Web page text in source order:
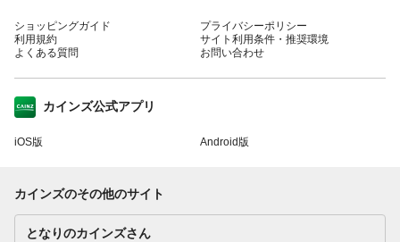
ショッピングガイド
利用規約
よくある質問
プライバシーポリシー
サイト利用条件・推奨環境
お問い合わせ
カインズ公式アプリ
iOS版 Android版
カインズのその他のサイト
となりのカインズさん